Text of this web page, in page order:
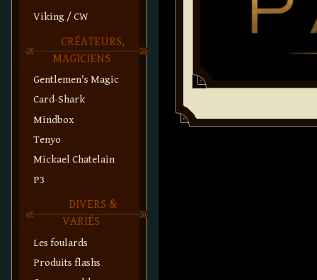
Viking / CW
CRÉATEURS,
MAGICIENS
Gentlemen's Magic
Card-Shark
Mindbox
Tenyo
Mickael Chatelain
P3
DIVERS &
VARIÉS
Les foulards
Produits flashs